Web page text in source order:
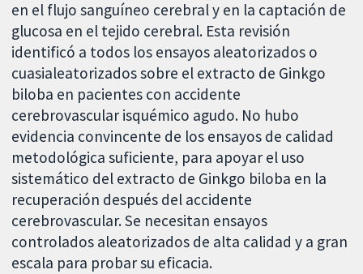
en el flujo sanguíneo cerebral y en la captación de
glucosa en el tejido cerebral. Esta revisión
identificó a todos los ensayos aleatorizados o
cuasialeatorizados sobre el extracto de Ginkgo
biloba en pacientes con accidente
cerebrovascular isquémico agudo. No hubo
evidencia convincente de los ensayos de calidad
metodológica suficiente, para apoyar el uso
sistemático del extracto de Ginkgo biloba en la
recuperación después del accidente
cerebrovascular. Se necesitan ensayos
controlados aleatorizados de alta calidad y a gran
escala para probar su eficacia.